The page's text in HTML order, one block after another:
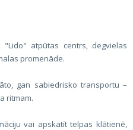
atpūtas centrs, degvielas
promenāde.
gan sabiedrisko transportu –
ritmam.
vai apskatīt telpas klātienē,